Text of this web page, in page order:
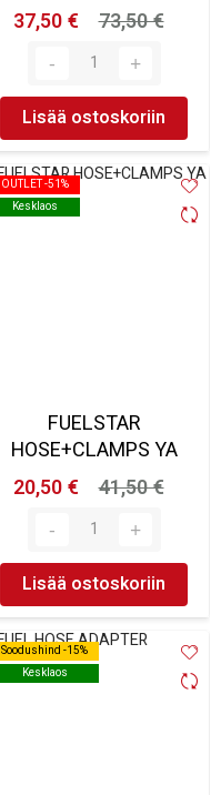
37,50 €
73,50 €
Lisää ostoskoriin
OUTLET -51%
Kesklaos
OUTLET -51%
Kesklaos
FUELSTAR
HOSE+CLAMPS YA
20,50 €
41,50 €
Lisää ostoskoriin
Soodushind -15%
Kesklaos
Soodushind -15%
Kesklaos